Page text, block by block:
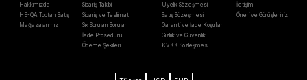
Hakkımızda
HE-QA Toptan Satış
Mağazalarımız
Sipariş Takibi
Sipariş ve Teslimat
Sık Sorulan Sorular
İade Prosedürü
Ödeme Şekilleri
Üyelik Sözleşmesi
Satış Sözleşmesi
Garanti ve İade Koşulları
Gizlilik ve Güvenlik
KVKK Sözleşmesi
İletişim
Öneri ve Görüşleriniz